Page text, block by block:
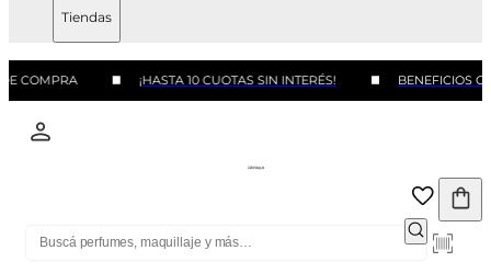
Tiendas
COMPRA ¡HASTA 10 CUOTAS SIN INTERÉS! BENEFICIOS